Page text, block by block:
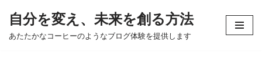
コ
自分を変え、未来を創る方法
あたたかなコーヒーのようなブログ体験を提供します